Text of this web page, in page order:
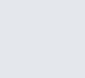
2004 weten wij,
op aankomt.
36 maanden!